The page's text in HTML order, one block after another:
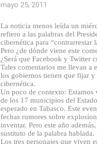
mayo 25, 2011
La noticia menos leída un
refiero a las palabras del
cibernética para “contrarrestar
Pero ¿de dónde viene este
¿Será que Facebook y Twitter
Tales comentarios me llevan a
los gobiernos tienen que fijar
cibernética.
Un poco de contexto: Estamos
de los 17 municipios del
esperado en Tabasco. Este
fechas rumores sobre
inventar. Pero este año
sustituto de la palabra
Los tres personajes que viven